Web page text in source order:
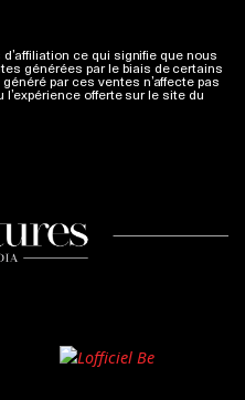
ce qui signifie que nous
générées par le biais de certains
par ces ventes n’affecte pas
offerte sur le site du